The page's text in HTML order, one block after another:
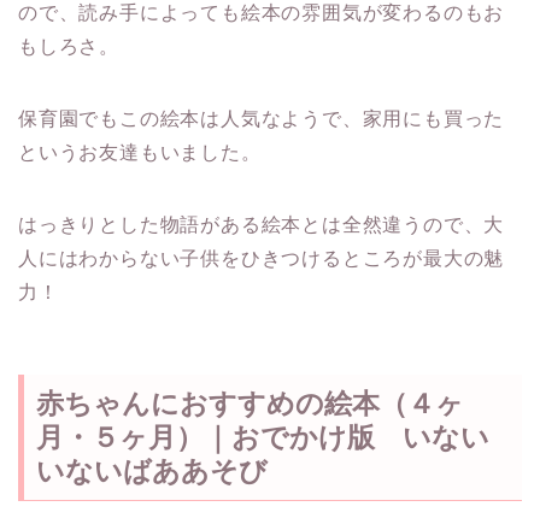
ので、読み手によっても絵本の雰囲気が変わるのもお
もしろさ。
保育園でもこの絵本は人気なようで、家用にも買った
というお友達もいました。
はっきりとした物語がある絵本とは全然違うので、大
人にはわからない子供をひきつけるところが最大の魅
力！
赤ちゃんにおすすめの絵本（４ヶ
月・５ヶ月）｜おでかけ版 いない
いないばああそび